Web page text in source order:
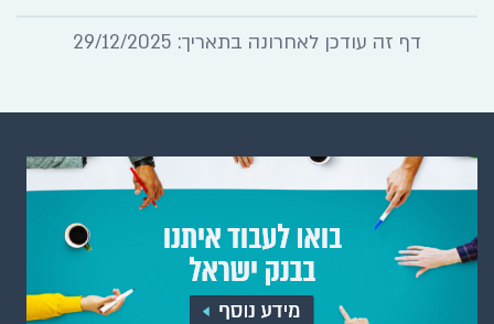
דף זה עודכן לאחרונה בתאריך: 29/12/2025